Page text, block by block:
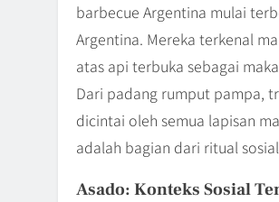
barbecue Argentina mulai
Argentina. Mereka terkenal
atas api terbuka sebagai
Dari padang rumput pampa,
dicintai oleh semua lapisan
adalah bagian dari ritual
Asado: Konteks Sosial